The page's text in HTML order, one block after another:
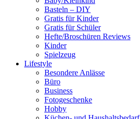
Basteln – DIY
Gratis für Kinder
Gratis für Schüler
Hefte/Broschüren Reviews
Kinder
Spielzeug
Lifestyle
Besondere Anlässe
Büro
Business
Fotogeschenke
Hobby